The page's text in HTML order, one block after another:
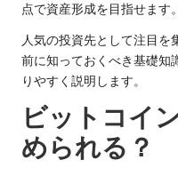
点で資産形成を目指せます。
人気の投資先として注目を
前に知っておくべき基礎知
りやすく説明します。
ビットコイ
められる？